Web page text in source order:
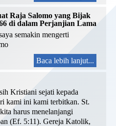
Raja Salomo yang Bijak
di dalam Perjanjian Lama
semakin mengerti
Baca lebih lanjut...
Kristiani sejati kepada
kami ini kami terbitkan. St.
harus menelanjangi
(Ef. 5:11). Gereja Katolik,